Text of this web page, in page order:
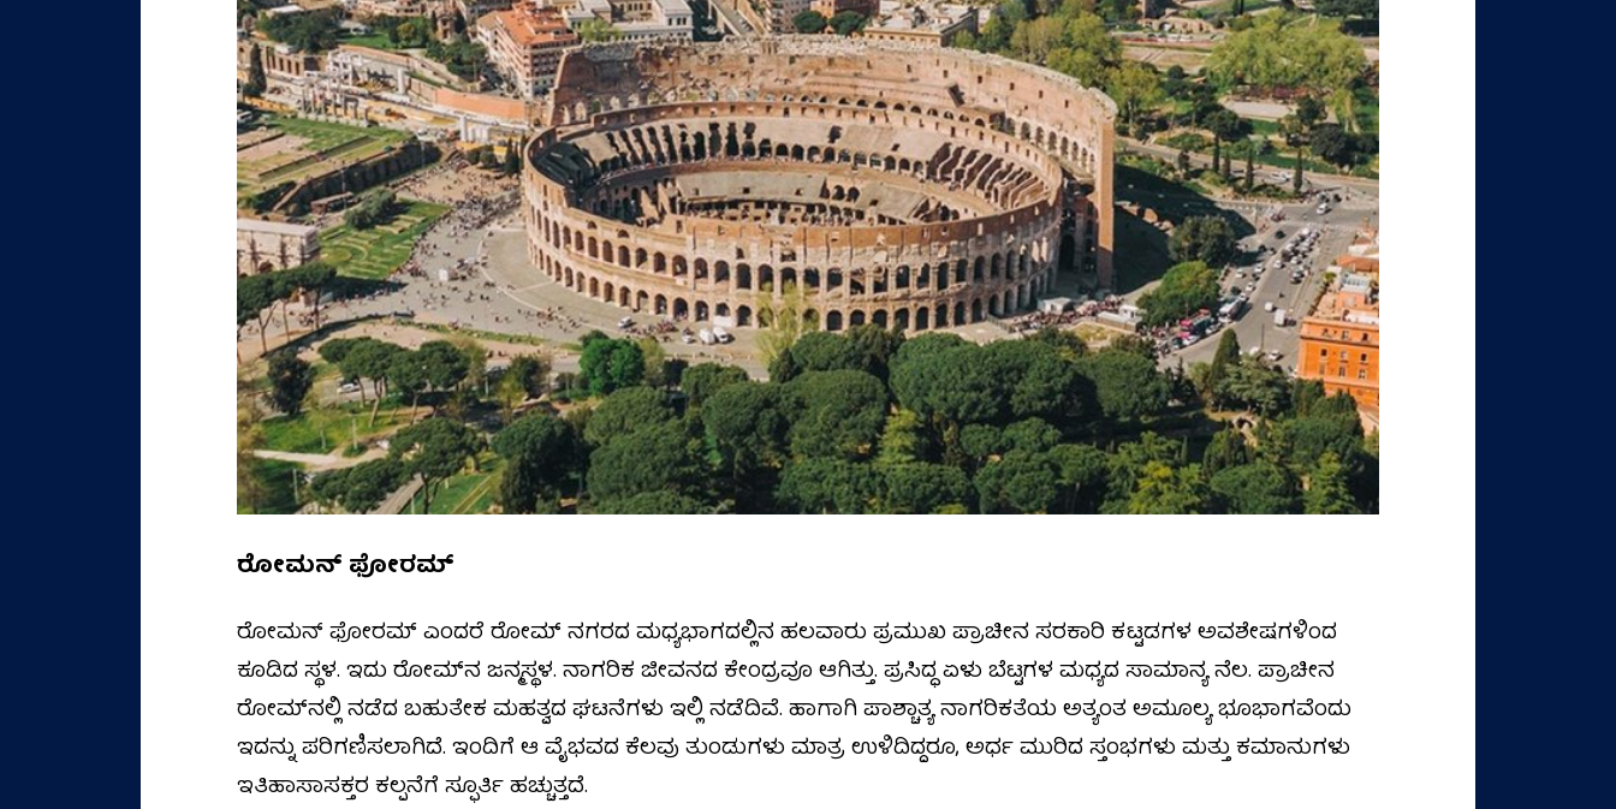
ರೋಮನ್ ಫೋರಮ್
ರೋಮನ್ ಫೋರಮ್ ಎಂದರೆ ರೋಮ್ ನಗರದ ಮಧ್ಯಭಾಗದಲ್ಲಿನ ಹಲವಾರು ಪ್ರಮುಖ ಪ್ರಾಚೀನ ಸರಕಾರಿ ಕಟ್ಟಡಗಳ ಅವಶೇಷಗಳಿಂದ
ಕೂಡಿದ ಸ್ಥಳ. ಇದು ರೋಮ್‌ನ ಜನ್ಮಸ್ಥಳ. ನಾಗರಿಕ ಜೀವನದ ಕೇಂದ್ರವೂ ಆಗಿತ್ತು. ಪ್ರಸಿದ್ಧ ಏಳು ಬೆಟ್ಟಗಳ ಮಧ್ಯದ ಸಾಮಾನ್ಯ ನೆಲ. ಪ್ರಾಚೀನ
ರೋಮ್‌ನಲ್ಲಿ ನಡೆದ ಬಹುತೇಕ ಮಹತ್ವದ ಘಟನೆಗಳು ಇಲ್ಲಿ ನಡೆದಿವೆ. ಹಾಗಾಗಿ ಪಾಶ್ಚಾತ್ಯ ನಾಗರಿಕತೆಯ ಅತ್ಯಂತ ಅಮೂಲ್ಯ ಭೂಭಾಗವೆಂದು
ಇದನ್ನು ಪರಿಗಣಿಸಲಾಗಿದೆ. ಇಂದಿಗೆ ಆ ವೈಭವದ ಕೆಲವು ತುಂಡುಗಳು ಮಾತ್ರ ಉಳಿದಿದ್ದರೂ, ಅರ್ಧ ಮುರಿದ ಸ್ತಂಭಗಳು ಮತ್ತು ಕಮಾನುಗಳು
ಇತಿಹಾಸಾಸಕ್ತರ ಕಲ್ಪನೆಗೆ ಸ್ಫೂರ್ತಿ ಹಚ್ಚುತ್ತದೆ.